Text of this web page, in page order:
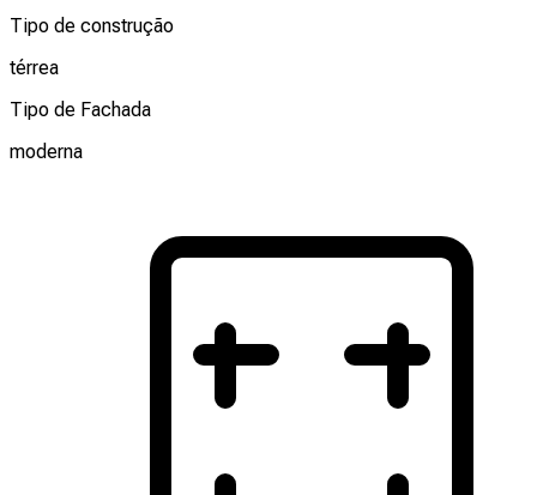
Tipo de construção
térrea
Tipo de Fachada
moderna